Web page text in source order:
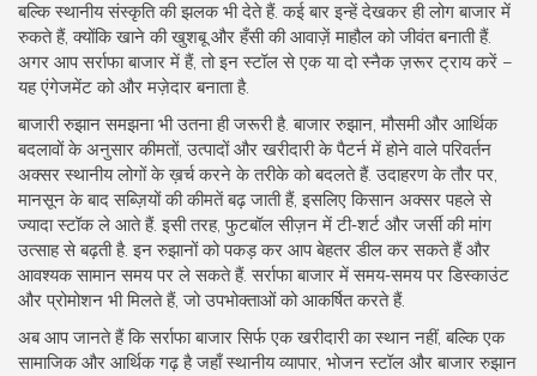
बल्कि स्थानीय संस्कृति की झलक भी देते हैं. कई बार इन्हें देखकर ही लोग बाजार में
रुकते हैं, क्योंकि खाने की खुशबू और हँसी की आवाज़ें माहौल को जीवंत बनाती हैं.
अगर आप सर्राफा बाजार में हैं, तो इन स्टॉल से एक या दो स्नैक ज़रूर ट्राय करें –
यह एंगेजमेंट को और मज़ेदार बनाता है.
बाजारी रुझान समझना भी उतना ही जरूरी है.बाजार रुझान,मौसमी और आर्थिक
बदलावों के अनुसार कीमतों, उत्पादों और खरीदारी के पैटर्न में होने वाले परिवर्तन
अक्सर स्थानीय लोगों के ख़र्च करने के तरीके को बदलते हैं. उदाहरण के तौर पर,
मानसून के बाद सब्ज़ियों की कीमतें बढ़ जाती हैं, इसलिए किसान अक्सर पहले से
ज्यादा स्टॉक ले आते हैं. इसी तरह, फुटबॉल सीज़न में टी‑शर्ट और जर्सी की मांग
उत्साह से बढ़ती है. इन रुझानों को पकड़ कर आप बेहतर डील कर सकते हैं और
आवश्यक सामान समय पर ले सकते हैं. सर्राफा बाजार में समय‑समय पर डिस्काउंट
और प्रोमोशन भी मिलते हैं, जो उपभोक्ताओं को आकर्षित करते हैं.
अब आप जानते हैं कि सर्राफा बाजार सिर्फ एक खरीदारी का स्थान नहीं, बल्कि एक
सामाजिक और आर्थिक गढ़ है जहाँ स्थानीय व्यापार, भोजन स्टॉल और बाजार रुझान